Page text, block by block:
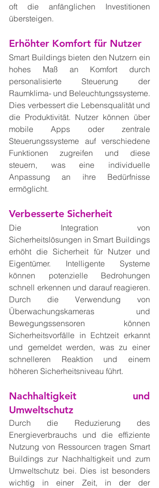
oft die anfänglichen Investitionen
übersteigen.
Erhöhter Komfort für Nutzer
Smart Buildings bieten den Nutzern ein
hohes Maß an Komfort durch
personalisierte Steuerung der
Raumklima- und Beleuchtungssysteme.
Dies verbessert die Lebensqualität und
die Produktivität. Nutzer können über
mobile Apps oder zentrale
Steuerungssysteme auf verschiedene
Funktionen zugreifen und diese
steuern, was eine individuelle
Anpassung an ihre Bedürfnisse
ermöglicht.
Verbesserte Sicherheit
Die Integration von
Sicherheitslösungen in Smart Buildings
erhöht die Sicherheit für Nutzer und
Eigentümer. Intelligente Systeme
können potenzielle Bedrohungen
schnell erkennen und darauf reagieren.
Durch die Verwendung von
Überwachungskameras und
Bewegungssensoren können
Sicherheitsvorfälle in Echtzeit erkannt
und gemeldet werden, was zu einer
schnelleren Reaktion und einem
höheren Sicherheitsniveau führt.
Nachhaltigkeit und
Umweltschutz
Durch die Reduzierung des
Energieverbrauchs und die effiziente
Nutzung von Ressourcen tragen Smart
Buildings zur Nachhaltigkeit und zum
Umweltschutz bei. Dies ist besonders
wichtig in einer Zeit, in der der